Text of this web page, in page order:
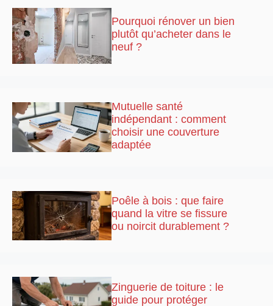
Pourquoi rénover un bien
plutôt qu’acheter dans le
neuf ?
Mutuelle santé
indépendant : comment
choisir une couverture
adaptée
Poêle à bois : que faire
quand la vitre se fissure
ou noircit durablement ?
Zinguerie de toiture : le
guide pour protéger